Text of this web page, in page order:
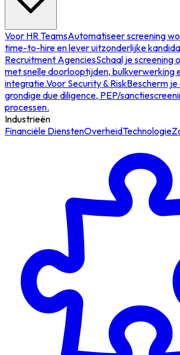
Voor HR TeamsAutomatiseer screening
time-to-hire en lever uitzonderlijke
Recruitment AgenciesSchaal je screening
met snelle doorlooptijden, bulkverwerking
integratie.Voor Security & RiskBescherm
grondige due diligence, PEP/
processen.
Industrieën
Financiële DienstenOverheidTechnologie